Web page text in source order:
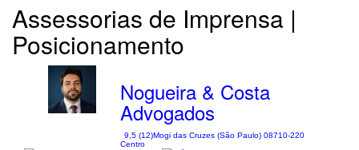
Assessorias de Imprensa |
Posicionamento
Nogueira & Costa
Advogados
9,5 (12)Mogi das Cruzes (São Paulo) 08710-220
Centro